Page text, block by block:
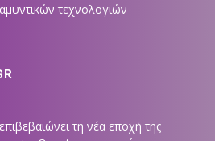
τεχνολογιών
τη νέα εποχή της